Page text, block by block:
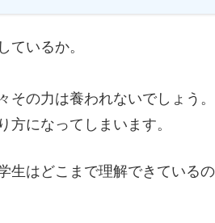
ているか。
の力は養われないでしょう。
になってしまいます。
はどこまで理解できている